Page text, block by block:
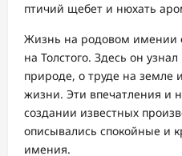
птичий щебет и нюхать
Жизнь на родовом имении
на Толстого. Здесь он
природе, о труде на земле
жизни. Эти впечатления и
создании известных
описывались спокойные и
имения.